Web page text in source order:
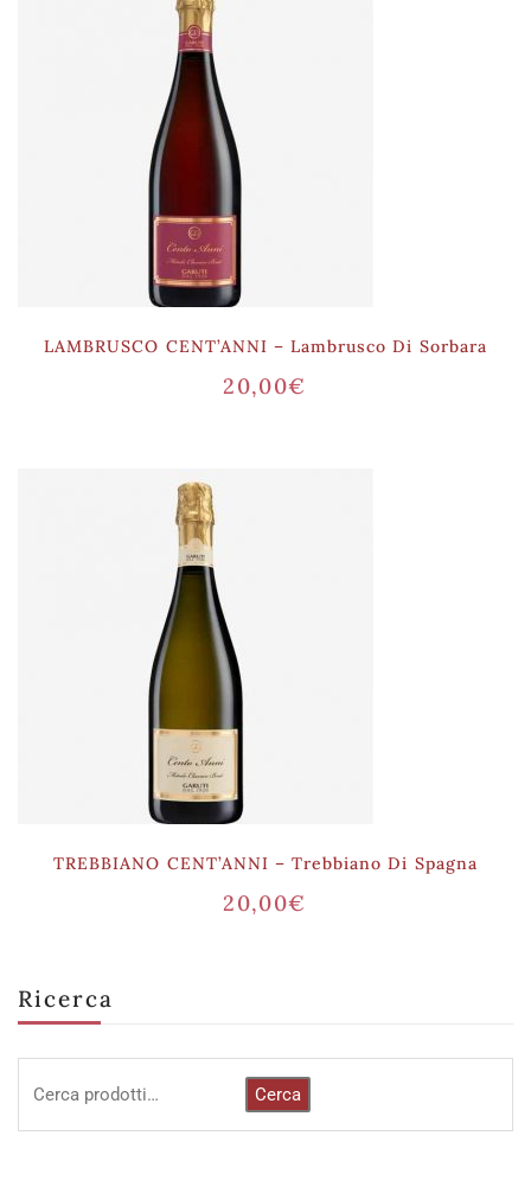
Ricerca
Cerca
LAMBRUSCO CENT’ANNI – Lambrusco Di Sorbara
20,00€
TREBBIANO CENT’ANNI – Trebbiano Di Spagna
20,00€